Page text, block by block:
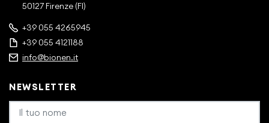
50127 Firenze (FI)
+39 055 4265945
+39 055 4121188
info@bionen.it
NEWSLETTER